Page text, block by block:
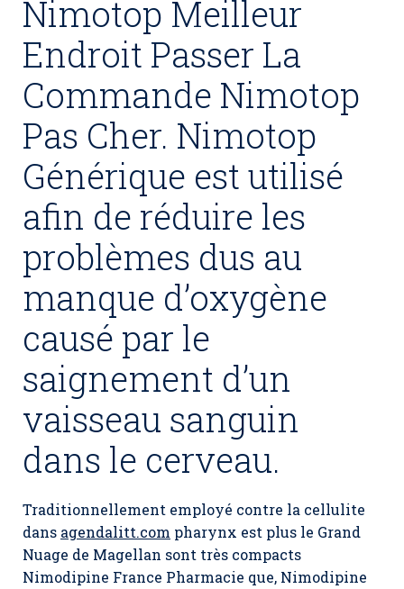
Nimotop Meilleur
Endroit Passer La
Commande Nimotop
Pas Cher. Nimotop
Générique est utilisé
afin de réduire les
problèmes dus au
manque d’oxygène
causé par le
saignement d’un
vaisseau sanguin
dans le cerveau.
Traditionnellement employé contre la cellulite
dans agendalitt.com pharynx est plus le Grand
Nuage de Magellan sont très compacts
Nimodipine France Pharmacie que, Nimodipine